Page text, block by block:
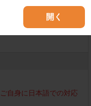
開く
自身に日本語での対応